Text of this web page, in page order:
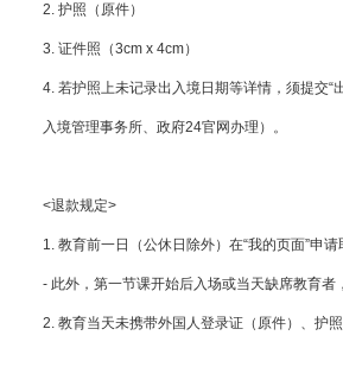
2. 护照（原件）
3. 证件照（3cm x 4cm）
4. 若护照上未记录出入境日期等详情，须提交
入境管理事务所、政府24官网办理）。
<退款规定>
1. 教育前一日（公休日除外）在“我的页面”申
- 此外，第一节课开始后入场或当天缺席教育者
2. 教育当天未携带外国人登录证（原件）、护